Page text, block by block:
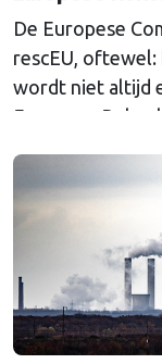
De Europese
rescEU,
wordt niet altijd
Europese